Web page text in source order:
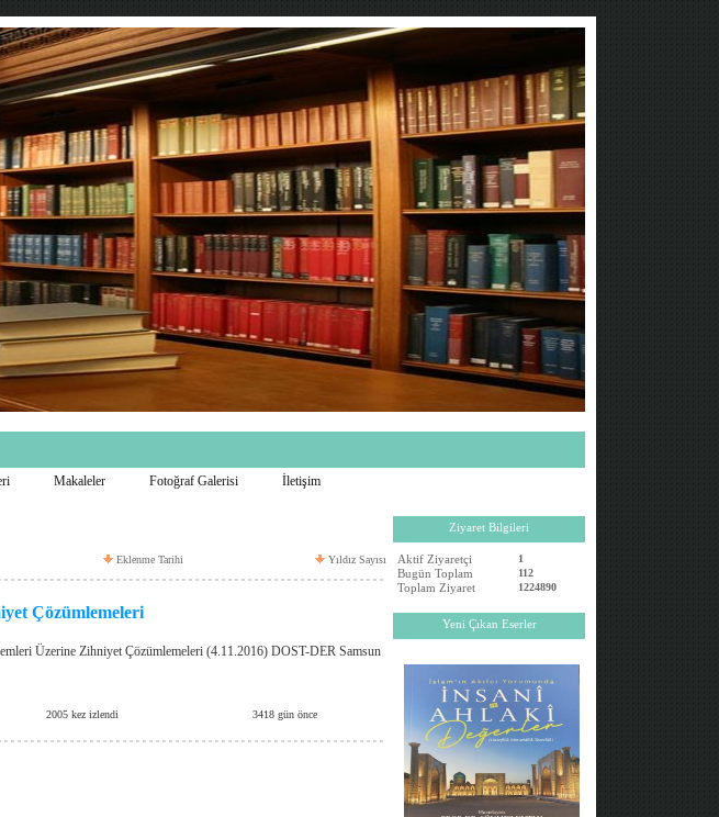
Makaleler Fotoğraf Galerisi İletişim
Eklenme Tarihi Yıldız Sayısı
Çözümlemeleri
Üzerine Zihniyet Çözümlemeleri (4.11.2016) DOST-DER Samsun
2005 kez izlendi 3418 gün önce
Ziyaret Bilgileri
Aktif Ziyaretçi 1
Bugün Toplam 112
Toplam Ziyaret 1224890
Yeni Çıkan Eserler